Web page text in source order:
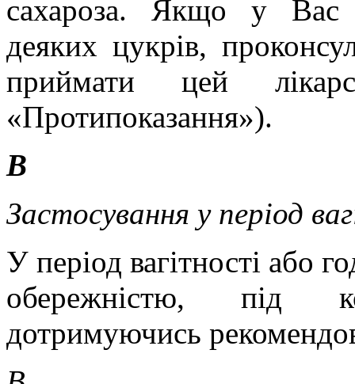
сахароза.
Якщо у Вас
деяких цукрів,
приймати цей
«Протипоказання»).
В
Застосування у період
У період вагітності або
обережністю, під
дотримуючись